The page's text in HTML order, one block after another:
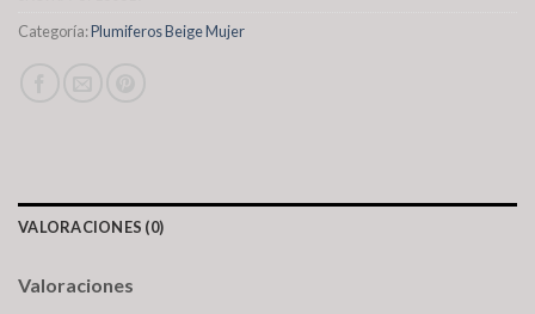
Categoría:Plumiferos Beige Mujer
VALORACIONES (0)
Valoraciones